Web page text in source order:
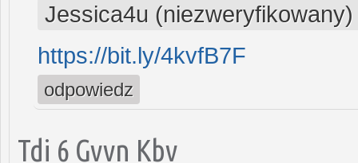
Jessica4u (niezweryfikowany)
https://bit.ly/4kvfB7F
odpowiedz
Tdi 6 Gvvn Kbv